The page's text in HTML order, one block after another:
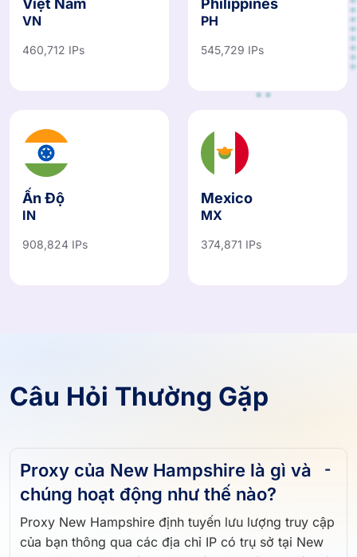
Việt Nam
VN
460,712 IPs
Philippines
PH
545,729 IPs
Ấn Độ
IN
908,824 IPs
Mexico
MX
374,871 IPs
Câu Hỏi Thường Gặp
Proxy của New Hampshire là gì và
chúng hoạt động như thế nào?
Proxy New Hampshire định tuyến lưu lượng truy cập
của bạn thông qua các địa chỉ IP có trụ sở tại New